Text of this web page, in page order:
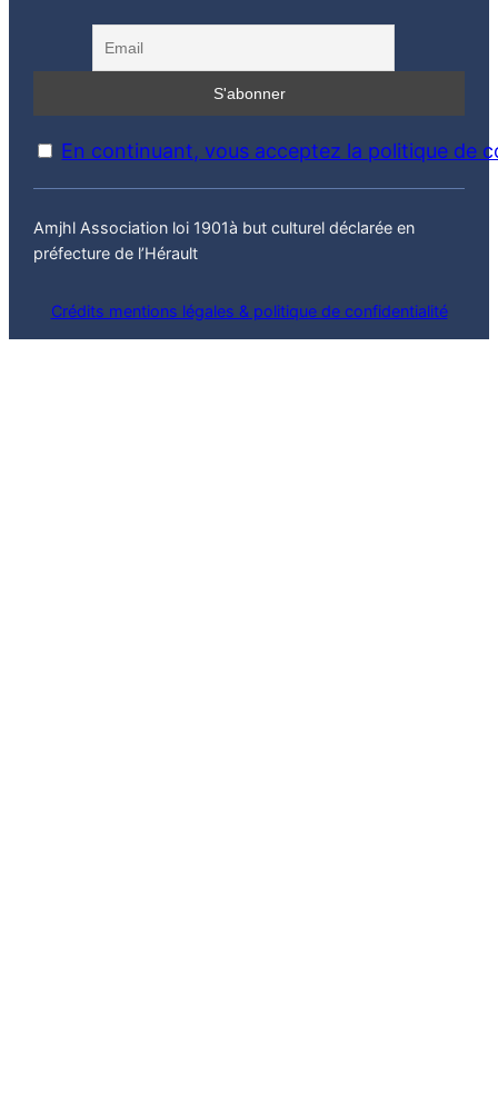
En continuant, vous acceptez la politique de
Amjhl Association loi 1901à but culturel déclarée en
préfecture de l’Hérault
Crédits mentions légales & politique de confidentialité